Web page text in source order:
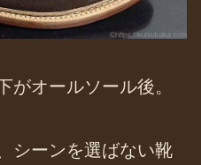
がオールソール後。
シーンを選ばない靴